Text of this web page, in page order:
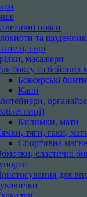
пояси
та
гирі
масажери
боксу та бойових
Боксерські бинти
Капи
Килимки, мати
тяги, гаки,
Спортивна
еластичні
для